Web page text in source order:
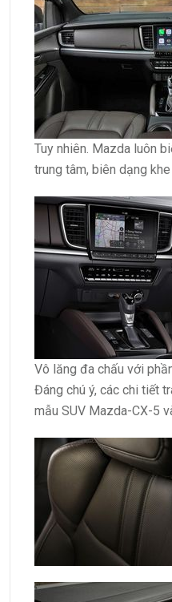
Tuy nhiên. Mazda luôn
trung tâm, biên dạng
Vô lăng đa chấu với
Đáng chú ý, các chi tiết
mẫu SUV Mazda-CX-5